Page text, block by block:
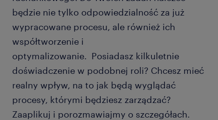
będzie nie tylko odpowiedzialność za już
wypracowane procesu, ale również ich
współtworzenie i
optymalizowanie. Posiadasz kilkuletnie
doświadczenie w podobnej roli? Chcesz mieć
realny wpływ, na to jak będą wyglądać
procesy, którymi będziesz zarządzać?
Zaaplikuj i porozmawiajmy o szczegółach.